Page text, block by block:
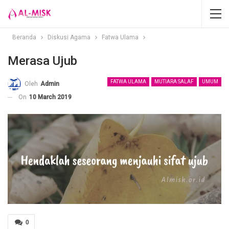
Beranda Diskusi Agama Fatwa Ulama
Merasa Ujub
FATWA ULAMA MUTIARA SALAF UMUM
Oleh Admin
On 10 March 2019
0